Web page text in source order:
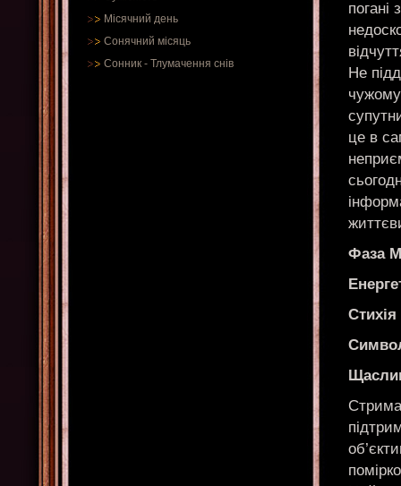
Місячний день
Сонячний місяць
Сонник - Тлумачення снів
погані
Не
це в
Фаза